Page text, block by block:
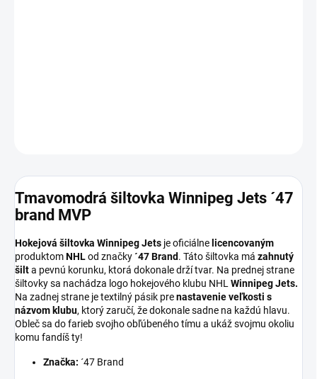
Tmavomodrá šiltovka Winnipeg Jets ´47
brand MVP
Hokejová šiltovka Winnipeg Jets je oficiálne licencovaným
produktomNHLod značky ´47 Brand. Táto šiltovka má zahnutý
šilta pevnú korunku, ktorá dokonale drží tvar. Na prednej strane
šiltovky sa nachádza logo hokejového klubu NHL Winnipeg Jets.
Na zadnej strane je textilný pásik prenastavenie veľkosti s
názvom klubu, ktorý zaručí, že dokonale sadne na každú hlavu.
Obleč sa do farieb svojho obľúbeného tímu a ukáž svojmu okoliu
komu fandíš ty!
Značka: ´47 Brand